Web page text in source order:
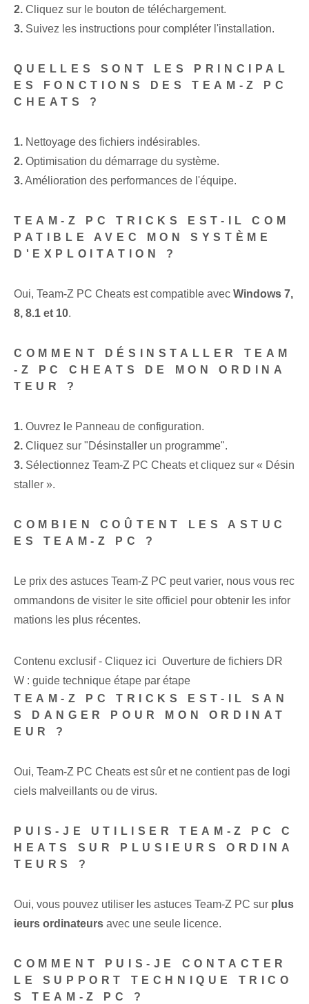
2. Cliquez sur le bouton de téléchargement.
3. Suivez les instructions pour compléter l'installation.
QUELLES SONT LES PRINCIPAL
ES FONCTIONS DES TEAM-Z PC
CHEATS ?
1. Nettoyage des fichiers indésirables.
2. Optimisation du démarrage du système.
3.Amélioration des performances de l'équipe.
TEAM-Z PC TRICKS EST-IL COM
PATIBLE AVEC MON SYSTÈME
D'EXPLOITATION ?
Oui, Team-Z PC Cheats est compatible avec Windows 7,
8, 8.1 et 10.
COMMENT DÉSINSTALLER TEAM
-Z PC CHEATS DE MON ORDINA
TEUR ?
1. Ouvrez le Panneau de configuration.
2. Cliquez sur "Désinstaller un programme".
3. Sélectionnez Team-Z PC Cheats et cliquez sur « Désin
staller ».
COMBIEN COÛTENT LES ASTUC
ES TEAM-Z PC ?
Le prix des astuces Team-Z PC peut varier, nous vous rec
ommandons de visiter le site officiel pour obtenir les infor
mations les plus récentes.
Contenu exclusif - Cliquez ici Ouverture de fichiers DR
W : guide technique étape par étape
TEAM-Z PC TRICKS EST-IL SAN
S DANGER POUR MON ORDINAT
EUR ?
Oui, Team-Z PC Cheats est sûr et ne contient pas de logi
ciels malveillants ou de virus.
PUIS-JE UTILISER TEAM-Z PC C
HEATS SUR PLUSIEURS ORDINA
TEURS ?
Oui, vous pouvez utiliser les astuces Team-Z PC sur plus
ieurs ordinateurs avec une seule licence.
COMMENT PUIS-JE CONTACTER
LE SUPPORT TECHNIQUE TRICO
S TEAM-Z PC ?